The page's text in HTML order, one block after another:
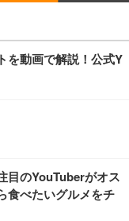
を動画で解説！公式Y
目のYouTuberがオス
食べたいグルメをチ